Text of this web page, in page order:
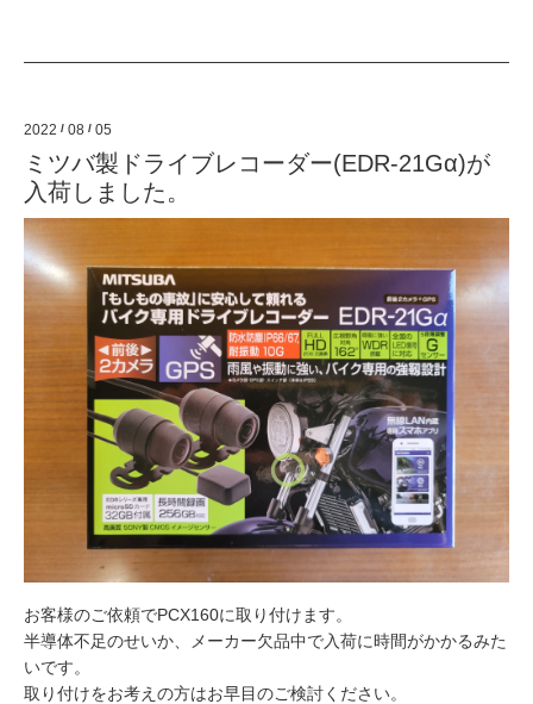
2022 / 08 / 05
ミツバ製ドライブレコーダー(EDR-21Gα)が
入荷しました。
お客様のご依頼でPCX160に取り付けます。
半導体不足のせいか、メーカー欠品中で入荷に時間がかかるみた
いです。
取り付けをお考えの方はお早目のご検討ください。